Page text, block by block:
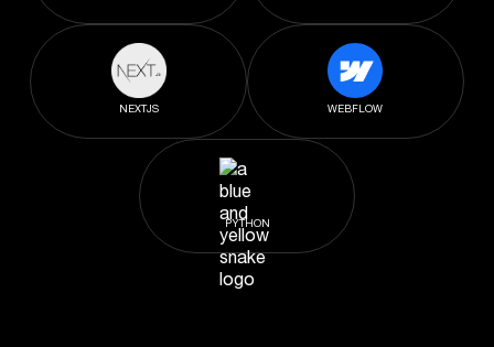
NEXTJS WEBFLOW
PYTHON